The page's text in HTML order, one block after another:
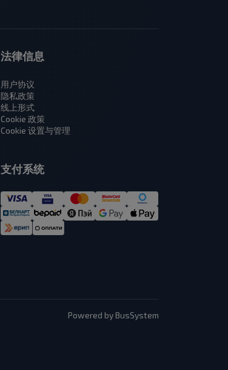
法律信息
用户协议
隐私政策
线上形式
Cookie 政策
Cookie 设置与管理
支付系统
Powered by BusSystem